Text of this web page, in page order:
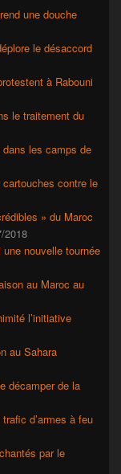
une douche
le désaccord
à Rabouni
le traitement du
les camps de
contre le
» du Maroc
2018
nouvelle tournée
au Maroc au
l’initiative
au Sahara
décamper de la
d’armes à feu
par le